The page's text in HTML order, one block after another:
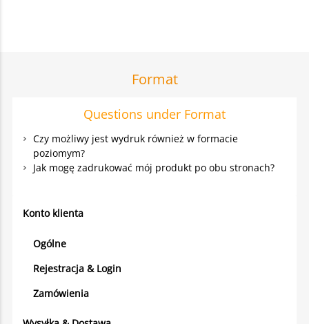
Format
Konto klienta
Ogólne
Rejestracja & Login
Zamówienia
Questions under Format
Czy możliwy jest wydruk również w formacie
poziomym?
Jak mogę zadrukować mój produkt po obu stronach?